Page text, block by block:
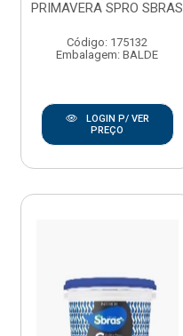
PRIMAVERA SPRO SBRAS
Código: 175132
Embalagem: BALDE
LOGIN P/ VER
PREÇO